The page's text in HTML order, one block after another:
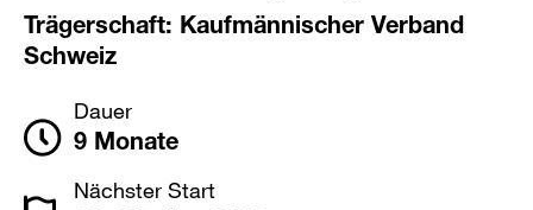
Trägerschaft: Kaufmännischer Verband
Schweiz
Dauer
9 Monate
Nächster Start